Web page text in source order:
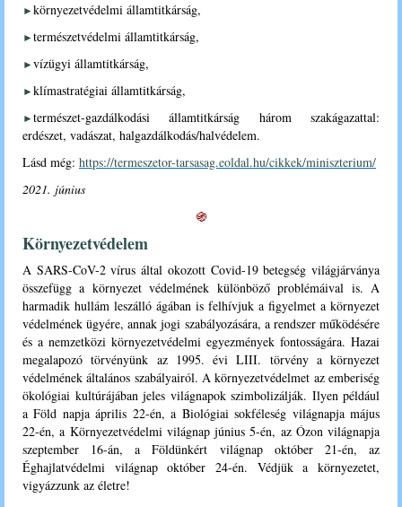
►környezetvédelmi államtitkárság,
►természetvédelmi államtitkárság,
►vízügyi államtitkárság,
►klímastratégiai államtitkárság,
►természet-gazdálkodási államtitkárság három szakágazattal:
erdészet, vadászat, halgazdálkodás/halvédelem.
Lásd még: https://termeszetor-tarsasag.eoldal.hu/cikkek/miniszterium/
2021. június
֍
Környezetvédelem
A SARS-CoV-2 vírus által okozott Covid-19 betegség világjárványa
összefügg a környezet védelmének különböző problémáival is. A
harmadik hullám leszálló ágában is felhívjuk a figyelmet a környezet
védelmének ügyére, annak jogi szabályozására, a rendszer működésére
és a nemzetközi környezetvédelmi egyezmények fontosságára. Hazai
megalapozó törvényünk az 1995. évi LIII. törvény a környezet
védelmének általános szabályairól. A környezetvédelmet az emberiség
ökológiai kultúrájában jeles világnapok szimbolizálják. Ilyen például
a Föld napja április 22-én, a Biológiai sokféleség világnapja május
22-én, a Környezetvédelmi világnap június 5-én, az Ózon világnapja
szeptember 16-án, a Földünkért világnap október 21-én, az
Éghajlatvédelmi világnap október 24-én. Védjük a környezetet,
vigyázzunk az életre!